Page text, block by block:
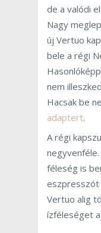
de a valódi
Nagy
új Vertuo
bele a régi
nem
Hacsak be
adaptert.
A régi
féleség is
eszpresszót
Vertuo alig
ízféleséget